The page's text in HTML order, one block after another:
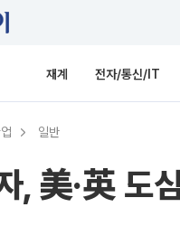
재계 전자/통신/IT
일반
, 美·英 도